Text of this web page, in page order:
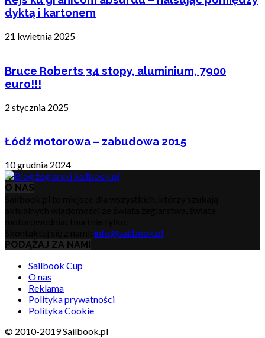
dyktą i kartonem
21 kwietnia 2025
Bruce Roberts 34 stopy, aluminium, 7900
euro!!!
2 stycznia 2025
Łódź motorowa – zabudowa 2015
10 grudnia 2024
O NAS
info@sailbook.pl
PODĄŻAJ ZA NAMI
Sailbook Cup
O nas
Reklama
Polityka prywatności
Polityka Cookie
© 2010-2019 Sailbook.pl